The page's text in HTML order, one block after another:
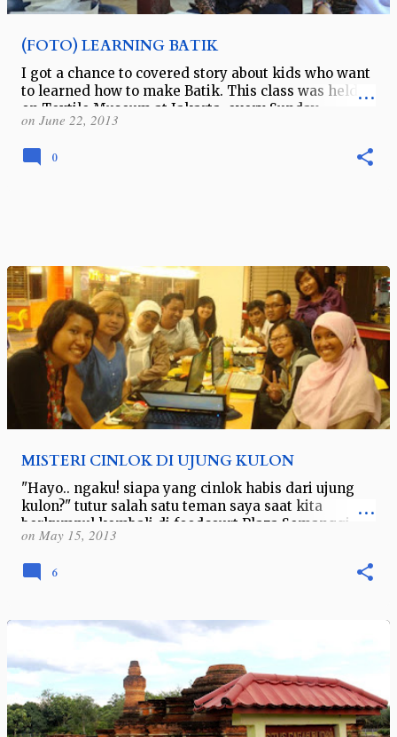
(FOTO) LEARNING BATIK
I got a chance to covered story about kids who want
to learned how to make Batik. This class was held
on Textile Museum at Jakarta, every Sunday
morning. (EKW) All the kids wh…
on June 22, 2013
0
MISTERI CINLOK DI UJUNG KULON
"Hayo.. ngaku! siapa yang cinlok habis dari ujung
kulon?" tutur salah satu teman saya saat kita
berkumpul kembali di foodcourt Plaza Semanggi
untuk saling bertukar foto…
on May 15, 2013
6